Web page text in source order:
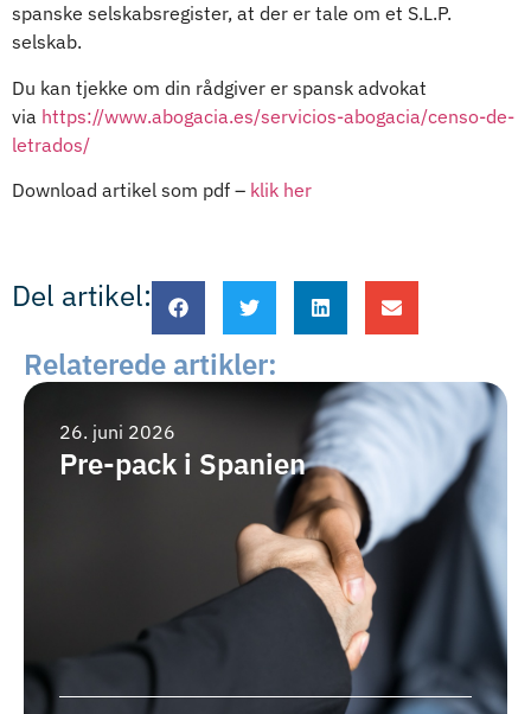
spanske selskabsregister, at der er tale om et S.L.P.
selskab.
Du kan tjekke om din rådgiver er spansk advokat
via https://www.abogacia.es/servicios-abogacia/censo-de-
letrados/
Download artikel som pdf – klik her
Del artikel:
Relaterede artikler:
26. juni 2026
Pre-pack i Spanien